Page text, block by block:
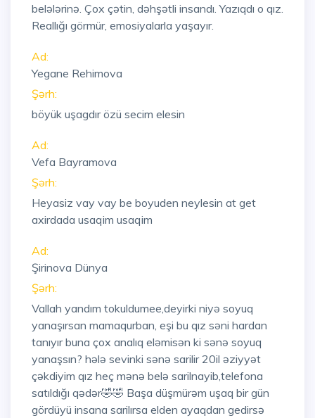
belələrinə. Çox çətin, dəhşətli insandı. Yazıqdı o qız.
Reallığı görmür, emosiyalarla yaşayır.
Ad:
Yegane Rehimova
Şərh:
böyük uşagdır özü secim elesin
Ad:
Vefa Bayramova
Şərh:
Heyasiz vay vay be boyuden neylesin at get
axirdada usaqim usaqim
Ad:
Şirinova Dünya
Şərh:
Vallah yandım tokuldumee,deyirki niyə soyuq
yanaşırsan mamaqurban, eşi bu qız səni hardan
tanıyır buna çox analıq eləmisən ki sənə soyuq
yanaşsın? hələ sevinki sənə sarilir 20il əziyyət
çəkdiyim qız heç mənə belə sarilnayib,telefona
satıldığı qədər🤣🤣 Başa düşmürəm uşaq bir gün
gördüyü insana sarilırsa elden ayaqdan gedirsə